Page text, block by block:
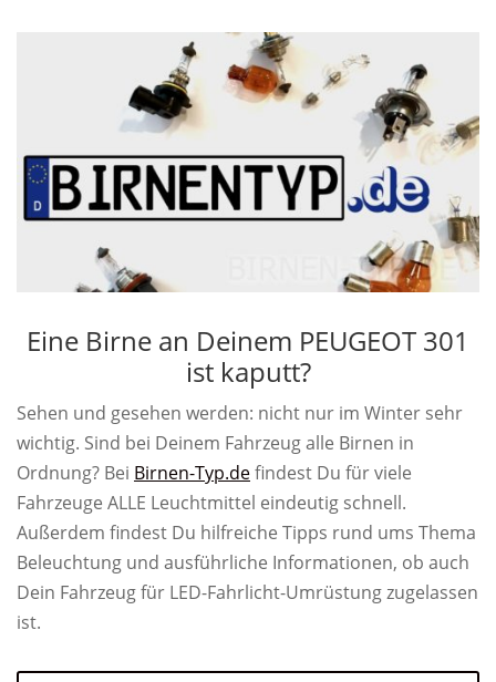
Eine Birne an Deinem PEUGEOT 301
ist kaputt?
Sehen und gesehen werden: nicht nur im Winter sehr
wichtig. Sind bei Deinem Fahrzeug alle Birnen in
Ordnung? Bei Birnen-Typ.defindest Du für viele
Fahrzeuge ALLE Leuchtmittel eindeutig schnell.
Außerdem findest Du hilfreiche Tipps rund ums Thema
Beleuchtung und ausführliche Informationen, ob auch
Dein Fahrzeug für LED-Fahrlicht-Umrüstung zugelassen
ist.